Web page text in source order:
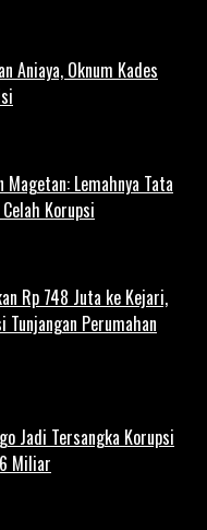
Aniaya, Oknum Kades
Lemahnya Tata
Korupsi
Rp 748 Juta ke Kejari,
Tunjangan Perumahan
Jadi Tersangka Korupsi
Miliar